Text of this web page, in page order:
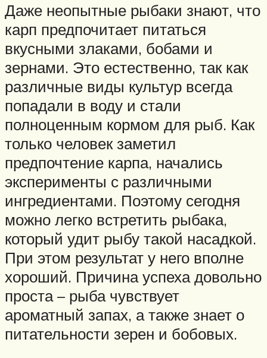
Даже неопытные рыбаки знают, что
карп предпочитает питаться
вкусными злаками, бобами и
зернами. Это естественно, так как
различные виды культур всегда
попадали в воду и стали
полноценным кормом для рыб. Как
только человек заметил
предпочтение карпа, начались
эксперименты с различными
ингредиентами. Поэтому сегодня
можно легко встретить рыбака,
который удит рыбу такой насадкой.
При этом результат у него вполне
хороший. Причина успеха довольно
проста – рыба чувствует
ароматный запах, а также знает о
питательности зерен и бобовых.